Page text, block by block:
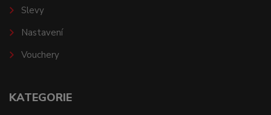
Slevy
Nastavení
Vouchery
KATEGORIE